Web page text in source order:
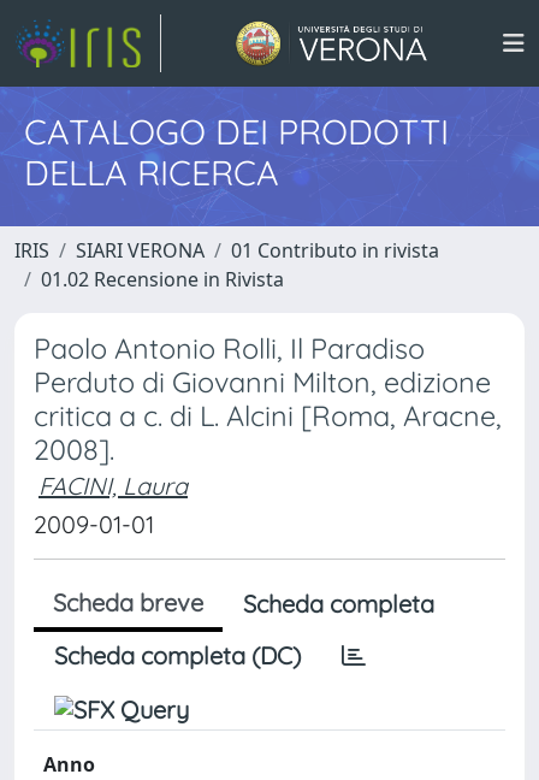
CATALOGO DEI PRODOTTI
DELLA RICERCA
IRIS SIARI VERONA
01 Contributo in rivista
01.02 Recensione in Rivista
Paolo Antonio Rolli, Il Paradiso
Perduto di Giovanni Milton, edizione
critica a c. di L. Alcini [Roma, Aracne,
2008].
FACINI, Laura
2009-01-01
Scheda breve
Scheda completa
Scheda completa (DC)
Anno